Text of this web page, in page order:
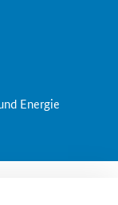
Energie